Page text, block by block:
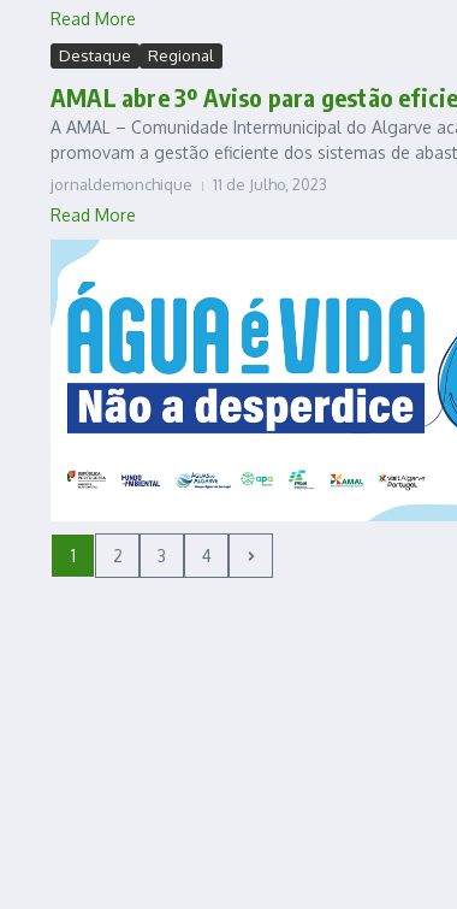
Read More
Destaque Regional
AMAL abre 3º Aviso para gestão
A AMAL – Comunidade Intermunicipal do Algarve
promovam a gestão eficiente dos sistemas de
jornaldemonchique 11 de Julho, 2023
Read More
1 2 3 4